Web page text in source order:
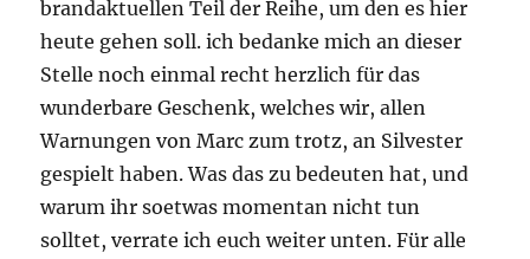
brandaktuellen Teil der Reihe, um den es hier
heute gehen soll. ich bedanke mich an dieser
Stelle noch einmal recht herzlich für das
wunderbare Geschenk, welches wir, allen
Warnungen von Marc zum trotz, an Silvester
gespielt haben. Was das zu bedeuten hat, und
warum ihr soetwas momentan nicht tun
solltet, verrate ich euch weiter unten. Für alle